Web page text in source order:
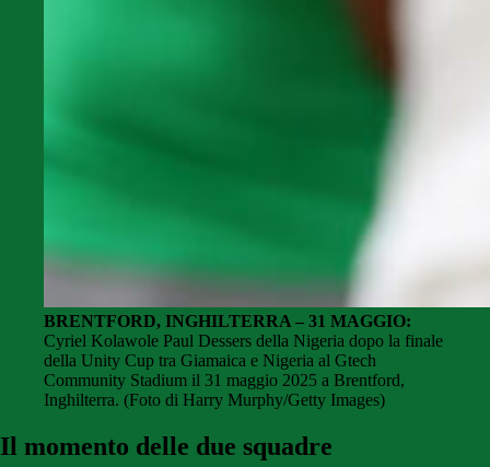
BRENTFORD, INGHILTERRA – 31 MAGGIO:
Cyriel Kolawole Paul Dessers della Nigeria dopo la finale
della Unity Cup tra Giamaica e Nigeria al Gtech
Community Stadium il 31 maggio 2025 a Brentford,
Inghilterra. (Foto di Harry Murphy/Getty Images)
Il momento delle due squadre